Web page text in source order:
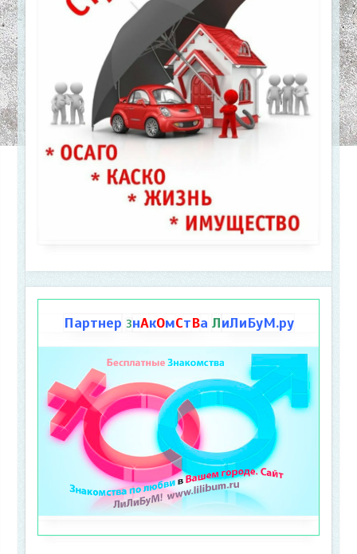
Партнер ЗнАкОмСтВа ЛиЛиБуМ.ру